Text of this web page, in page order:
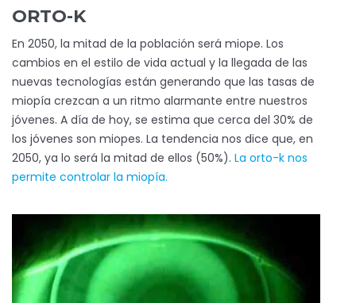
ORTO-K
En 2050, la mitad de la población será miope. Los
cambios en el estilo de vida actual y la llegada de las
nuevas tecnologías están generando que las tasas de
miopía crezcan a un ritmo alarmante entre nuestros
jóvenes. A día de hoy, se estima que cerca del 30% de
los jóvenes son miopes. La tendencia nos dice que, en
2050, ya lo será la mitad de ellos (50%). La orto-k nos
permite controlar la miopía.